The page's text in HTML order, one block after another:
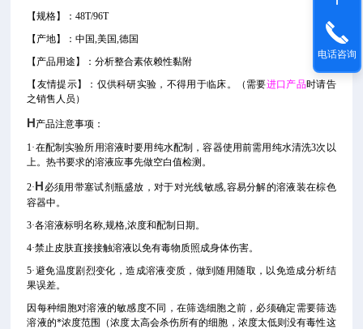
【规格】 ：48T/96T
【产地】：中国,美国,德国
【产品用途】
：分析整合素依赖性黏附
【 友情提示】：仅供科研实验，不得用于临床。 （需要进口产品时请告
之销售人员）
H产品注意事项：
1·在配制实验所用溶液时要用纯水配制，容器使用前需用纯水清洗3次以
上。热书要求的溶液应事先做空白值检测。
2·H 必须用带塞试剂瓶盛放，对于对光线敏感,容易分解的溶液装在棕色
容器中。
3·各溶液标明名称,规格,浓度和配制日期。
4·禁止皮肤直接接触溶液以免有毒物质照成身体伤害。
5·避免温度剧烈变化，造成溶液变质，做到随用随取，以免造成分析结
果误差。
因每种细胞对溶液的敏感度不同，在筛选细胞之前，必须确定需要筛选
溶液的*浓度范围（浓度太高会杀伤所有的细胞，浓度太低则没有毒性这
电话咨询